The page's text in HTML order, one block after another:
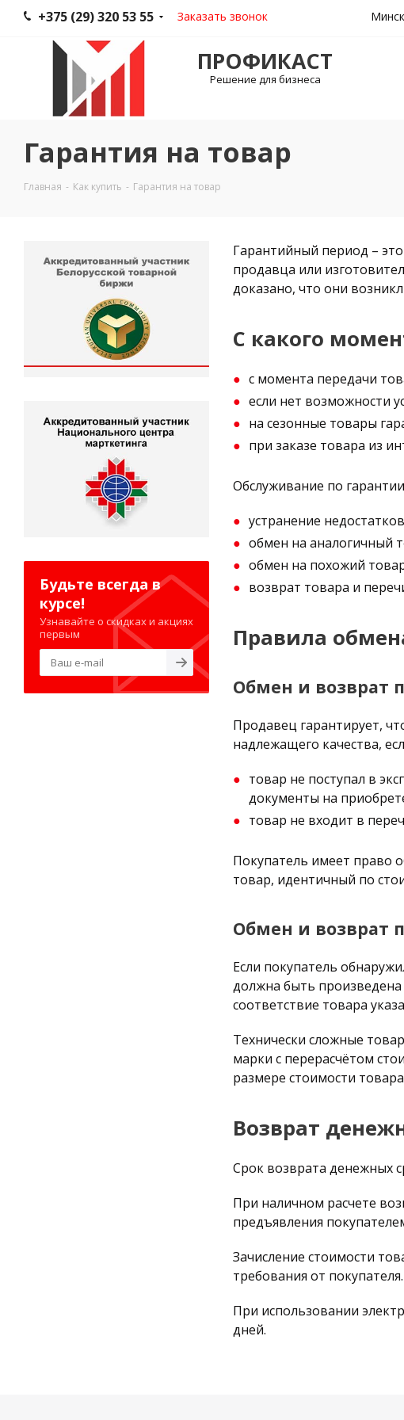
+375 (29) 320 53 55 Заказать звонок
ПРОФИКАСТ
Решение для бизнеса
Гарантия на товар
Главная - Как купить - Гарантия на товар
Гарантийный период –
продавца или
доказано, что они
С какого
с момента передачи
если нет возможности
на сезонные товары
при заказе товара из
Обслуживание по
устранение
обмен на аналогичный
обмен на похожий
возврат товара и
Правила
Обмен и возврат
Продавец гарантирует,
надлежащего качества,
товар не поступал в
документы на
товар не входит в
Покупатель имеет право
товар, идентичный по
Обмен и возврат
Если покупатель
должна быть произведена
соответствие товара
Технически сложные
марки с перерасчётом
размере стоимости
Возврат
Срок возврата денежных
При наличном расчете
предъявления
Зачисление стоимости
требования от покупателя.
При использовании
дней.
Будьте всегда в
курсе!
Узнавайте о скидках и акциях
первым